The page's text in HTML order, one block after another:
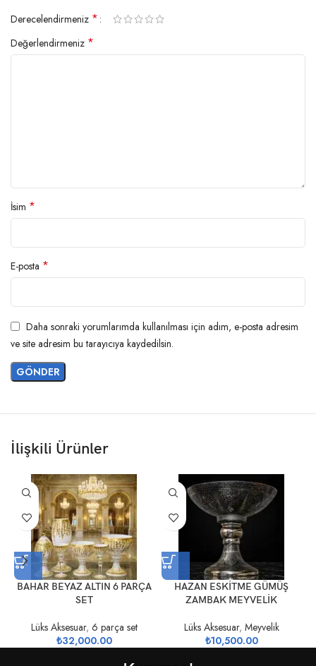
Derecelendirmeniz *
Değerlendirmeniz *
İsim *
E-posta *
Daha sonraki yorumlarımda kullanılması için adım, e-posta adresim
ve site adresim bu tarayıcıya kaydedilsin.
İlişkili Ürünler
BAHAR BEYAZ ALTIN 6 PARÇA
SET
Lüks Aksesuar, 6 parça set
₺32,000.00
HAZAN ESKİTME GÜMÜŞ
ZAMBAK MEYVELİK
Lüks Aksesuar, Meyvelik
₺10,500.00